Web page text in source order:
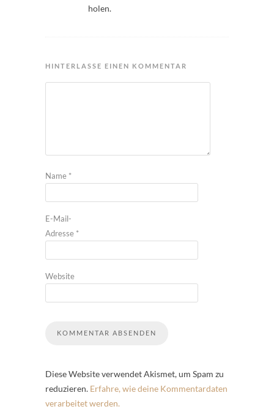
holen.
HINTERLASSE EINEN KOMMENTAR
Name *
E-Mail-
Adresse *
Website
Diese Website verwendet Akismet, um Spam zu
reduzieren. Erfahre, wie deine Kommentardaten
verarbeitet werden.